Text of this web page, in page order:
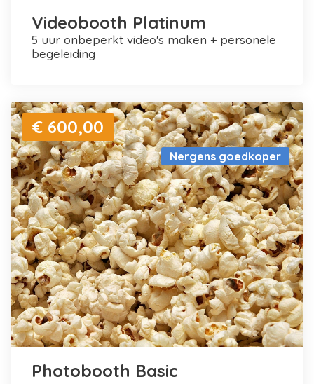
Videobooth Platinum
5 uur onbeperkt video's maken + personele
begeleiding
Nergens goedkoper
€ 600,00
Photobooth Basic